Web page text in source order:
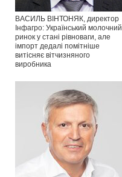
ВАСИЛЬ ВІНТОНЯК, директор
Інфагро: Український молочний
ринок у стані рівноваги, але
імпорт дедалі помітніше
витісняє вітчизняного
виробника